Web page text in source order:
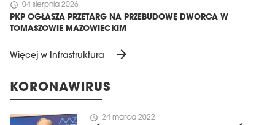
schedule 04 sierpnia 2026
PKP OGŁASZA PRZETARG NA PRZEBUDOWĘ DWORCA W
TOMASZOWIE MAZOWIECKIM
Więcej w Infrastruktura arrow_forward
KORONAWIRUS
schedule 24 marca 2022